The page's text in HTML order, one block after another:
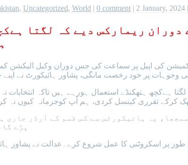
, Uncategorized, World | 0 comment | 2 January, 2024 |
دوران ریمارکس دیے کہ لگتا
پر خود رخصت مانگی، پشاور ہائیکورٹ نے اپنے
ہتھکنڈے استعمال ہورہے ہیں تاکہ انتخابات نہ
ٹَھک کرکے تقرری کینسل کردی، ہم آپ کوجرمانہ کیوں نہ
یہ ہائیکورٹس سے کس قسم کے آرڈر جاری
پڑے
طور پر اسکروٹنی کا عمل شروع کرے۔عدالت نے